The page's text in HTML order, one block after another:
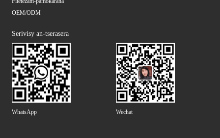
OEM/ODM
Serivisy an-tserasera
WhatsApp Wechat